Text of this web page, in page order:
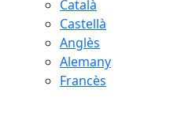
Català
Castellà
Anglès
Alemany
Francès